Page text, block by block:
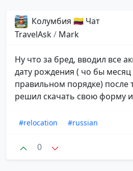
Колумбия 🇨🇴 Чат
TravelAsk/ Mark
Ну что за бред, вводил все
дату рождения ( чо бы месяц
правильном порядке) после
решил скачать свою форму и
#relocation #russian
0